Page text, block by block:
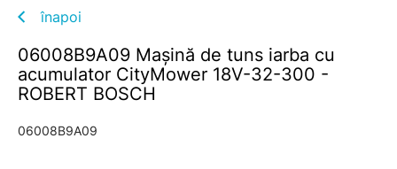
înapoi
06008B9A09 Maşină de tuns iarba cu
acumulator CityMower 18V-32-300 -
ROBERT BOSCH
06008B9A09